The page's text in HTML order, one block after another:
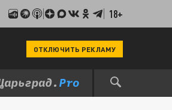
18+
ОТКЛЮЧИТЬ РЕКЛАМУ